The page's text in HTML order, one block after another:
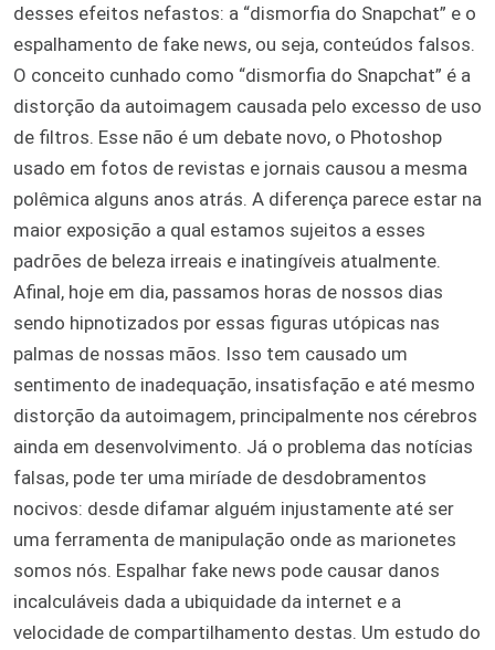
desses efeitos nefastos: a “dismorfia do Snapchat” e o
espalhamento de fake news, ou seja, conteúdos falsos.
O conceito cunhado como “dismorfia do Snapchat” é a
distorção da autoimagem causada pelo excesso de uso
de filtros. Esse não é um debate novo, o Photoshop
usado em fotos de revistas e jornais causou a mesma
polêmica alguns anos atrás. A diferença parece estar na
maior exposição a qual estamos sujeitos a esses
padrões de beleza irreais e inatingíveis atualmente.
Afinal, hoje em dia, passamos horas de nossos dias
sendo hipnotizados por essas figuras utópicas nas
palmas de nossas mãos. Isso tem causado um
sentimento de inadequação, insatisfação e até mesmo
distorção da autoimagem, principalmente nos cérebros
ainda em desenvolvimento. Já o problema das notícias
falsas, pode ter uma miríade de desdobramentos
nocivos: desde difamar alguém injustamente até ser
uma ferramenta de manipulação onde as marionetes
somos nós. Espalhar fake news pode causar danos
incalculáveis dada a ubiquidade da internet e a
velocidade de compartilhamento destas. Um estudo do